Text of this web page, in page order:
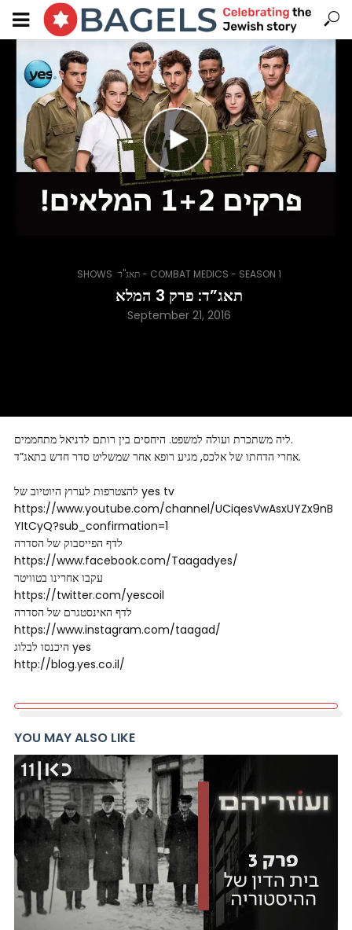
SHOWS , תאג"ד - COMBAT MEDICS - SEASON 1
תאג”ד: פרק 3 המלא
September 21, 2016
ליה משתכרת ועולה למשפט. היחסים בין רותם לדניאל מתחממים.
אחרי הדחתו של אלכס, מגיע רופא אחר שמשליט סדר חדש בתאג”ד.
להצטרפות לערוץ היוטיוב של yes tv
https://www.youtube.com/channel/UCiqesVwAsxUYZx9nB
YItCyQ?sub_confirmation=1
לדף הפייסבוק של הסדרה
https://www.facebook.com/Taagadyes/
עקבו אחרינו בטוויטר
https://twitter.com/yescoil
לדף האינסטגרם של הסדרה
https://www.instagram.com/taagad/
היכנסו לבלוג yes
http://blog.yes.co.il/
YOU MAY ALSO LIKE